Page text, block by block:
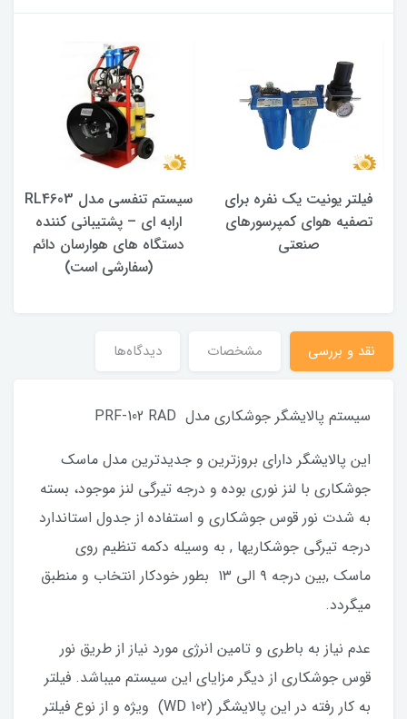
فیلتر یونیت یک نفره برای
تصفیه هوای کمپرسورهای
صنعتی
سیستم تنفسی مدل RL4603
ارابه ای – پشتیبانی کننده
دستگاه های هوارسان دائم
(سفارشی است)
نقد و بررسی مشخصات دیدگاه‌ها
سیستم پالایشگر جوشکاری مدل PRF-102 RAD
این پالایشگر دارای بروزترین و جدیدترین مدل ماسک
جوشکاری با لنز نوری بوده و درجه تیرگی لنز موجود، بسته
به شدت نور قوس جوشکاری و استفاده از جدول استاندارد
درجه تیرگی جوشکاریها , به وسیله دکمه تنظیم روی
ماسک ,بین درجه ۹ الی ۱۳ بطور خودکار انتخاب و منطبق
میگردد.
عدم نیاز به باطری و تامین انرژی مورد نیاز از طریق نور
قوس جوشکاری از دیگر مزایای این سیستم میباشد. فیلتر
به کار رفته در این پالایشگر (WD 102) ویژه و از نوع فیلتر